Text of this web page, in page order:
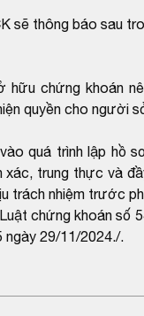
sẽ thông báo sau
chứng khoán
quyền cho người
quá trình lập hồ
xác, trung thực và
trách nhiệm trước
chứng khoán số
29/11/2024./.